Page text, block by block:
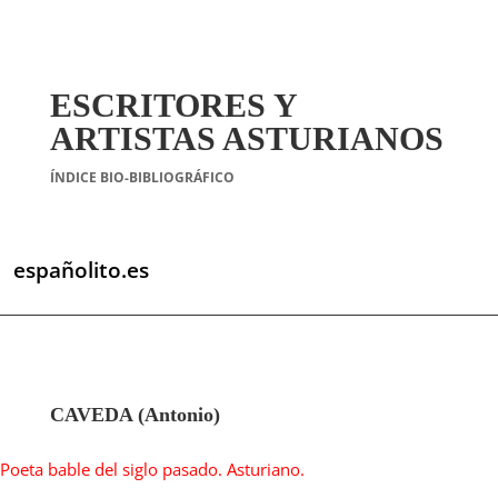
ESCRITORES Y
ARTISTAS ASTURIANOS
ÍNDICE BIO-BIBLIOGRÁFICO
españolito.es
CAVEDA (Antonio)
Poeta bable del siglo pasado. Asturiano.